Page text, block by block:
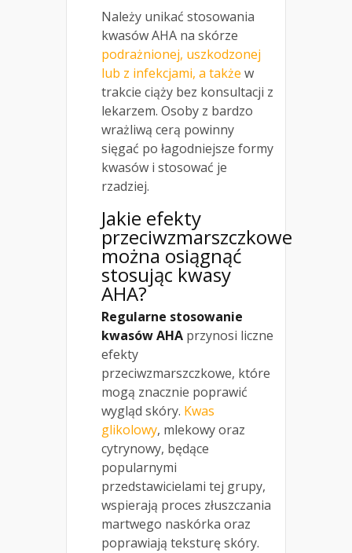
Należy unikać stosowania
kwasów AHA na skórze
podrażnionej, uszkodzonej
lub z infekcjami, a także w
trakcie ciąży bez konsultacji z
lekarzem. Osoby z bardzo
wrażliwą cerą powinny
sięgać po łagodniejsze formy
kwasów i stosować je
rzadziej.
Jakie efekty
przeciwzmarszczkowe
można osiągnąć
stosując kwasy
AHA?
Regularne stosowanie
kwasów AHA przynosi liczne
efekty
przeciwzmarszczkowe, które
mogą znacznie poprawić
wygląd skóry. Kwas
glikolowy, mlekowy oraz
cytrynowy, będące
popularnymi
przedstawicielami tej grupy,
wspierają proces złuszczania
martwego naskórka oraz
poprawiają teksturę skóry.